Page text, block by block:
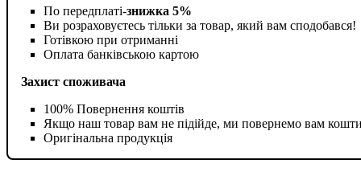
По передплаті-знижка 5%
Ви розраховуєтесь тільки за товар, який вам сподобався!
Готівкою при отриманні
Оплата банківською картою
Захист споживача
100% Повернення коштів
Якщо наш товар вам не підійде, ми повернемо вам
Оригінальна продукція